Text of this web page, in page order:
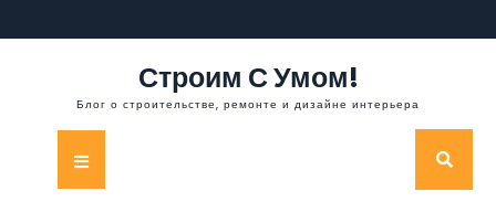
к
Строим С Умом!
Блог о строительстве, ремонте и дизайне интерьера
Кнопка